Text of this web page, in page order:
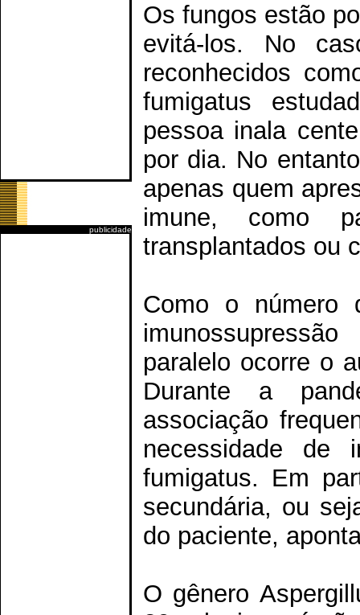
publicidade
Os fungos estão
evitá-los. No
reconhecidos
fumigatus
pessoa inala
por dia. No
apenas quem
imune, como
transplantados ou
Como o número
paralelo ocorre o
Durante a
associação
necessidade de
fumigatus. Em
secundária, ou
do paciente,
O gênero